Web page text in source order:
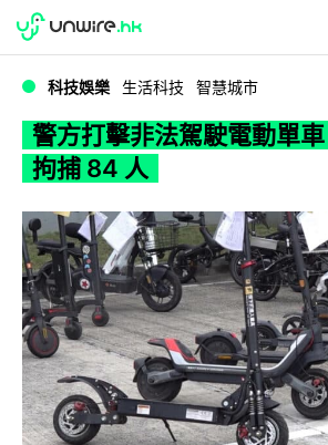
WWDC 2026
科技娛樂 生活科技 智慧城市
警方打擊非法駕駛電動單
拘捕 84 人